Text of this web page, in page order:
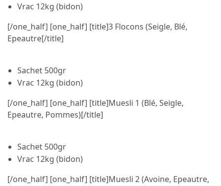
Vrac 12kg (bidon)
[/one_half] [one_half] [title]3 Flocons (Seigle, Blé,
Epeautre[/title]
Sachet 500gr
Vrac 12kg (bidon)
[/one_half] [one_half] [title]Muesli 1 (Blé, Seigle,
Epeautre, Pommes)[/title]
Sachet 500gr
Vrac 12kg (bidon)
[/one_half] [one_half] [title]Muesli 2 (Avoine, Epeautre,